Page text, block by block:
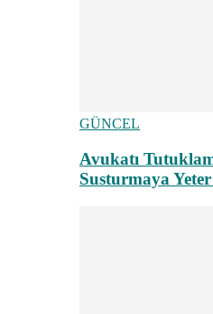
GÜNCEL
Avukatı
Susturmaya